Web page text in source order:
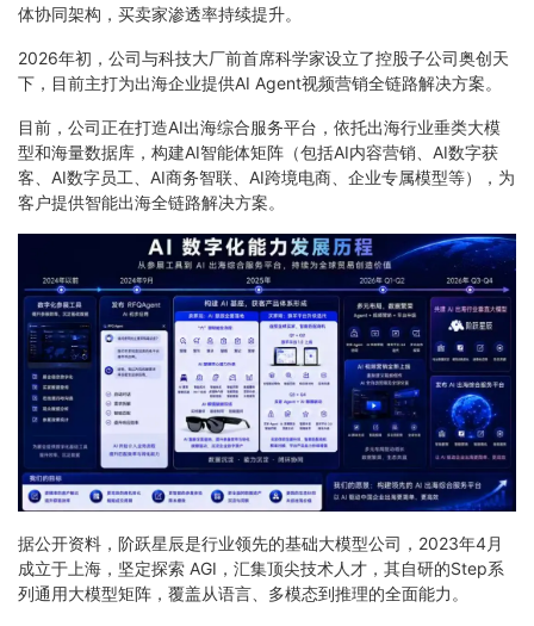
体协同架构，买卖家渗透率持续提升。
2026年初，公司与科技大厂前首席科学家设立了控股子公司奥创天
下，目前主打为出海企业提供AI Agent视频营销全链路解决方案。
目前，公司正在打造AI出海综合服务平台，依托出海行业垂类大模
型和海量数据库，构建AI智能体矩阵（包括AI内容营销、AI数字获
客、AI数字员工、AI商务智联、AI跨境电商、企业专属模型等），为
客户提供智能出海全链路解决方案。
据公开资料，阶跃星辰是行业领先的基础大模型公司，2023年4月
成立于上海，坚定探索 AGI，汇集顶尖技术人才，其自研的Step系
列通用大模型矩阵，覆盖从语言、多模态到推理的全面能力。